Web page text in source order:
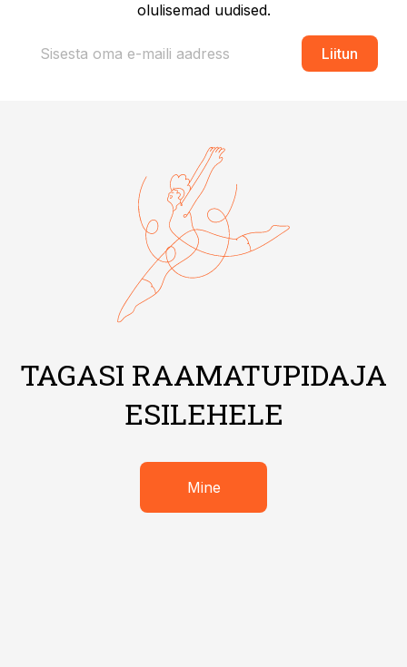
olulisemad uudised.
Liitun
TAGASI RAAMATUPIDAJA
ESILEHELE
Mine